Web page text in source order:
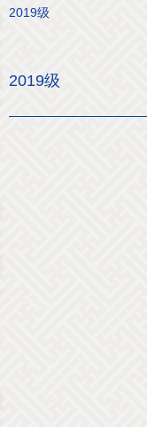
2019级
2019级